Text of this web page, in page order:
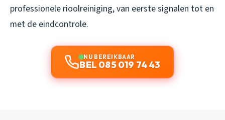
professionele rioolreiniging, van eerste signalen tot en
met de eindcontrole.
NU BEREIKBAAR
BEL 085 019 74 43